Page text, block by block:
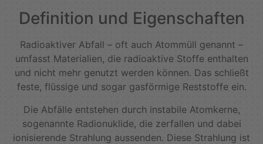
Definition und Eigenschaften
Radioaktiver Abfall – oft auch Atommüll genannt –
umfasst Materialien, die radioaktive Stoffe enthalten
und nicht mehr genutzt werden können. Das schließt
feste, flüssige und sogar gasförmige Reststoffe ein.
Die Abfälle entstehen durch instabile Atomkerne,
sogenannte Radionuklide, die zerfallen und dabei
ionisierende Strahlung aussenden. Diese Strahlung ist